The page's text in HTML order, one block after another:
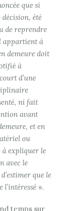
que si
décision, été
de reprendre
appartient à
demeure doit
à
d’une
ni fait
avant
et en
ou
à expliquer le
avec le
que le
l’intéressé ».
temps sur